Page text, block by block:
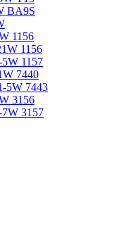
BA9S
1156
1156
1157
7440
5W 7443
3156
3157